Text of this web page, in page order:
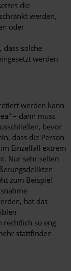
die
werden,
oder
dass solche
werden
werden kann
– dann muss
bevor
dass die Person
Einzelfall extrem
Nur sehr selten
zum Beispiel
hat das
rechtlich so eng
stattfinden